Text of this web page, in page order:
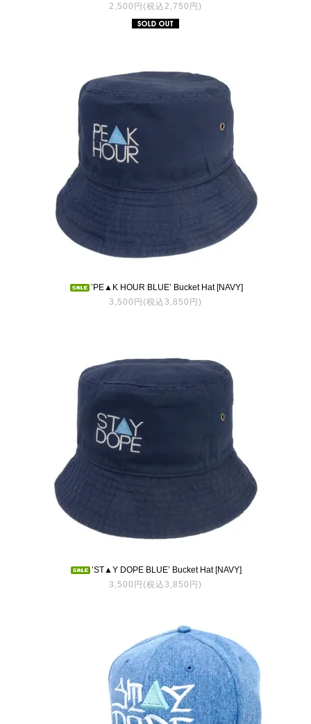
2,500円(税込2,750円)
’PE▲K HOUR BLUE’ Bucket Hat [NAVY]
3,500円(税込3,850円)
’ST▲Y DOPE BLUE’ Bucket Hat [NAVY]
3,500円(税込3,850円)